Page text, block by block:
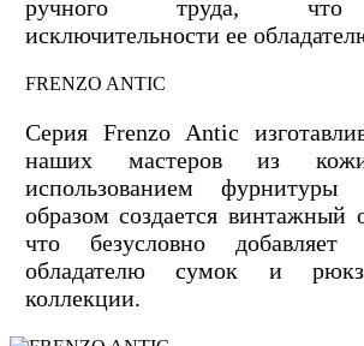
ручного труда, что
исключительности ее
FRENZO ANTIC
Серия Frenzo Antic
наших мастеров из
использованием
образом создается винтажный
что безусловно добавляет
обладателю сумок и
коллекции.